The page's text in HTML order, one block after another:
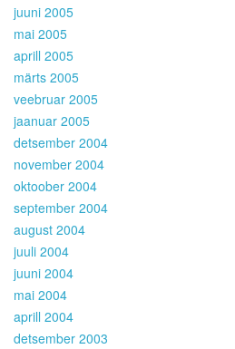
juuni 2005
mai 2005
aprill 2005
märts 2005
veebruar 2005
jaanuar 2005
detsember 2004
november 2004
oktoober 2004
september 2004
august 2004
juuli 2004
juuni 2004
mai 2004
aprill 2004
detsember 2003